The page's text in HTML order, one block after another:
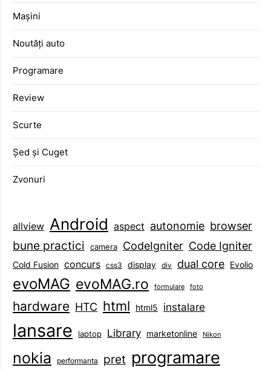
Mașini
Noutăți auto
Programare
Review
Scurte
Șed și Cuget
Zvonuri
allview Android aspect autonomie browser
bune practici camera CodeIgniter Code Igniter
Cold Fusion concurs css3 display div dual core Evolio
evoMAG evoMAG.ro formulare foto
hardware HTC html html5 instalare
lansare laptop Library marketonline Nikon
nokia performanta pret programare